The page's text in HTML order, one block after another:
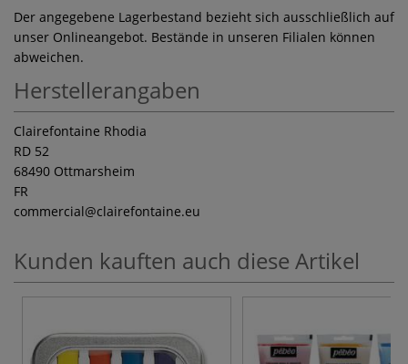
Der angegebene Lagerbestand bezieht sich ausschließlich auf
unser Onlineangebot. Bestände in unseren Filialen können
abweichen.
Herstellerangaben
Clairefontaine Rhodia
RD 52
68490 Ottmarsheim
FR
commercial@clairefontaine.eu
Kunden kauften auch diese Artikel